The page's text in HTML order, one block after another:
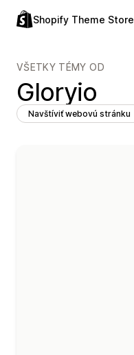
Shopify Theme Store
VŠETKY TÉMY OD
Gloryio
Navštíviť webovú stránku